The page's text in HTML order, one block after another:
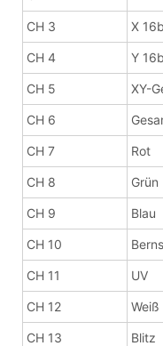
CH 3 X
CH 4 Y
CH 5 XY-
CH 6
CH 7 Rot
CH 8 Grün
CH 9 Blau
CH 10
CH 11 UV
CH 12 Weiß
CH 13 Blitz